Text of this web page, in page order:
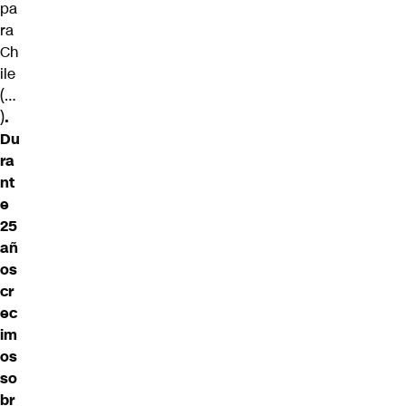
pa
ra
Ch
ile
(…
).
Du
ra
nt
e
25
añ
os
cr
ec
im
os
so
br